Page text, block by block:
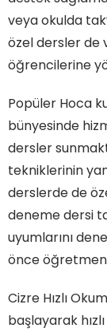
veya okulda
özel dersler de
öğrencilerine
Popüler Hoca
bünyesinde
dersler
tekniklerinin
derslerde de
deneme dersi
uyumlarını
önce
Cizre Hızlı
başlayarak